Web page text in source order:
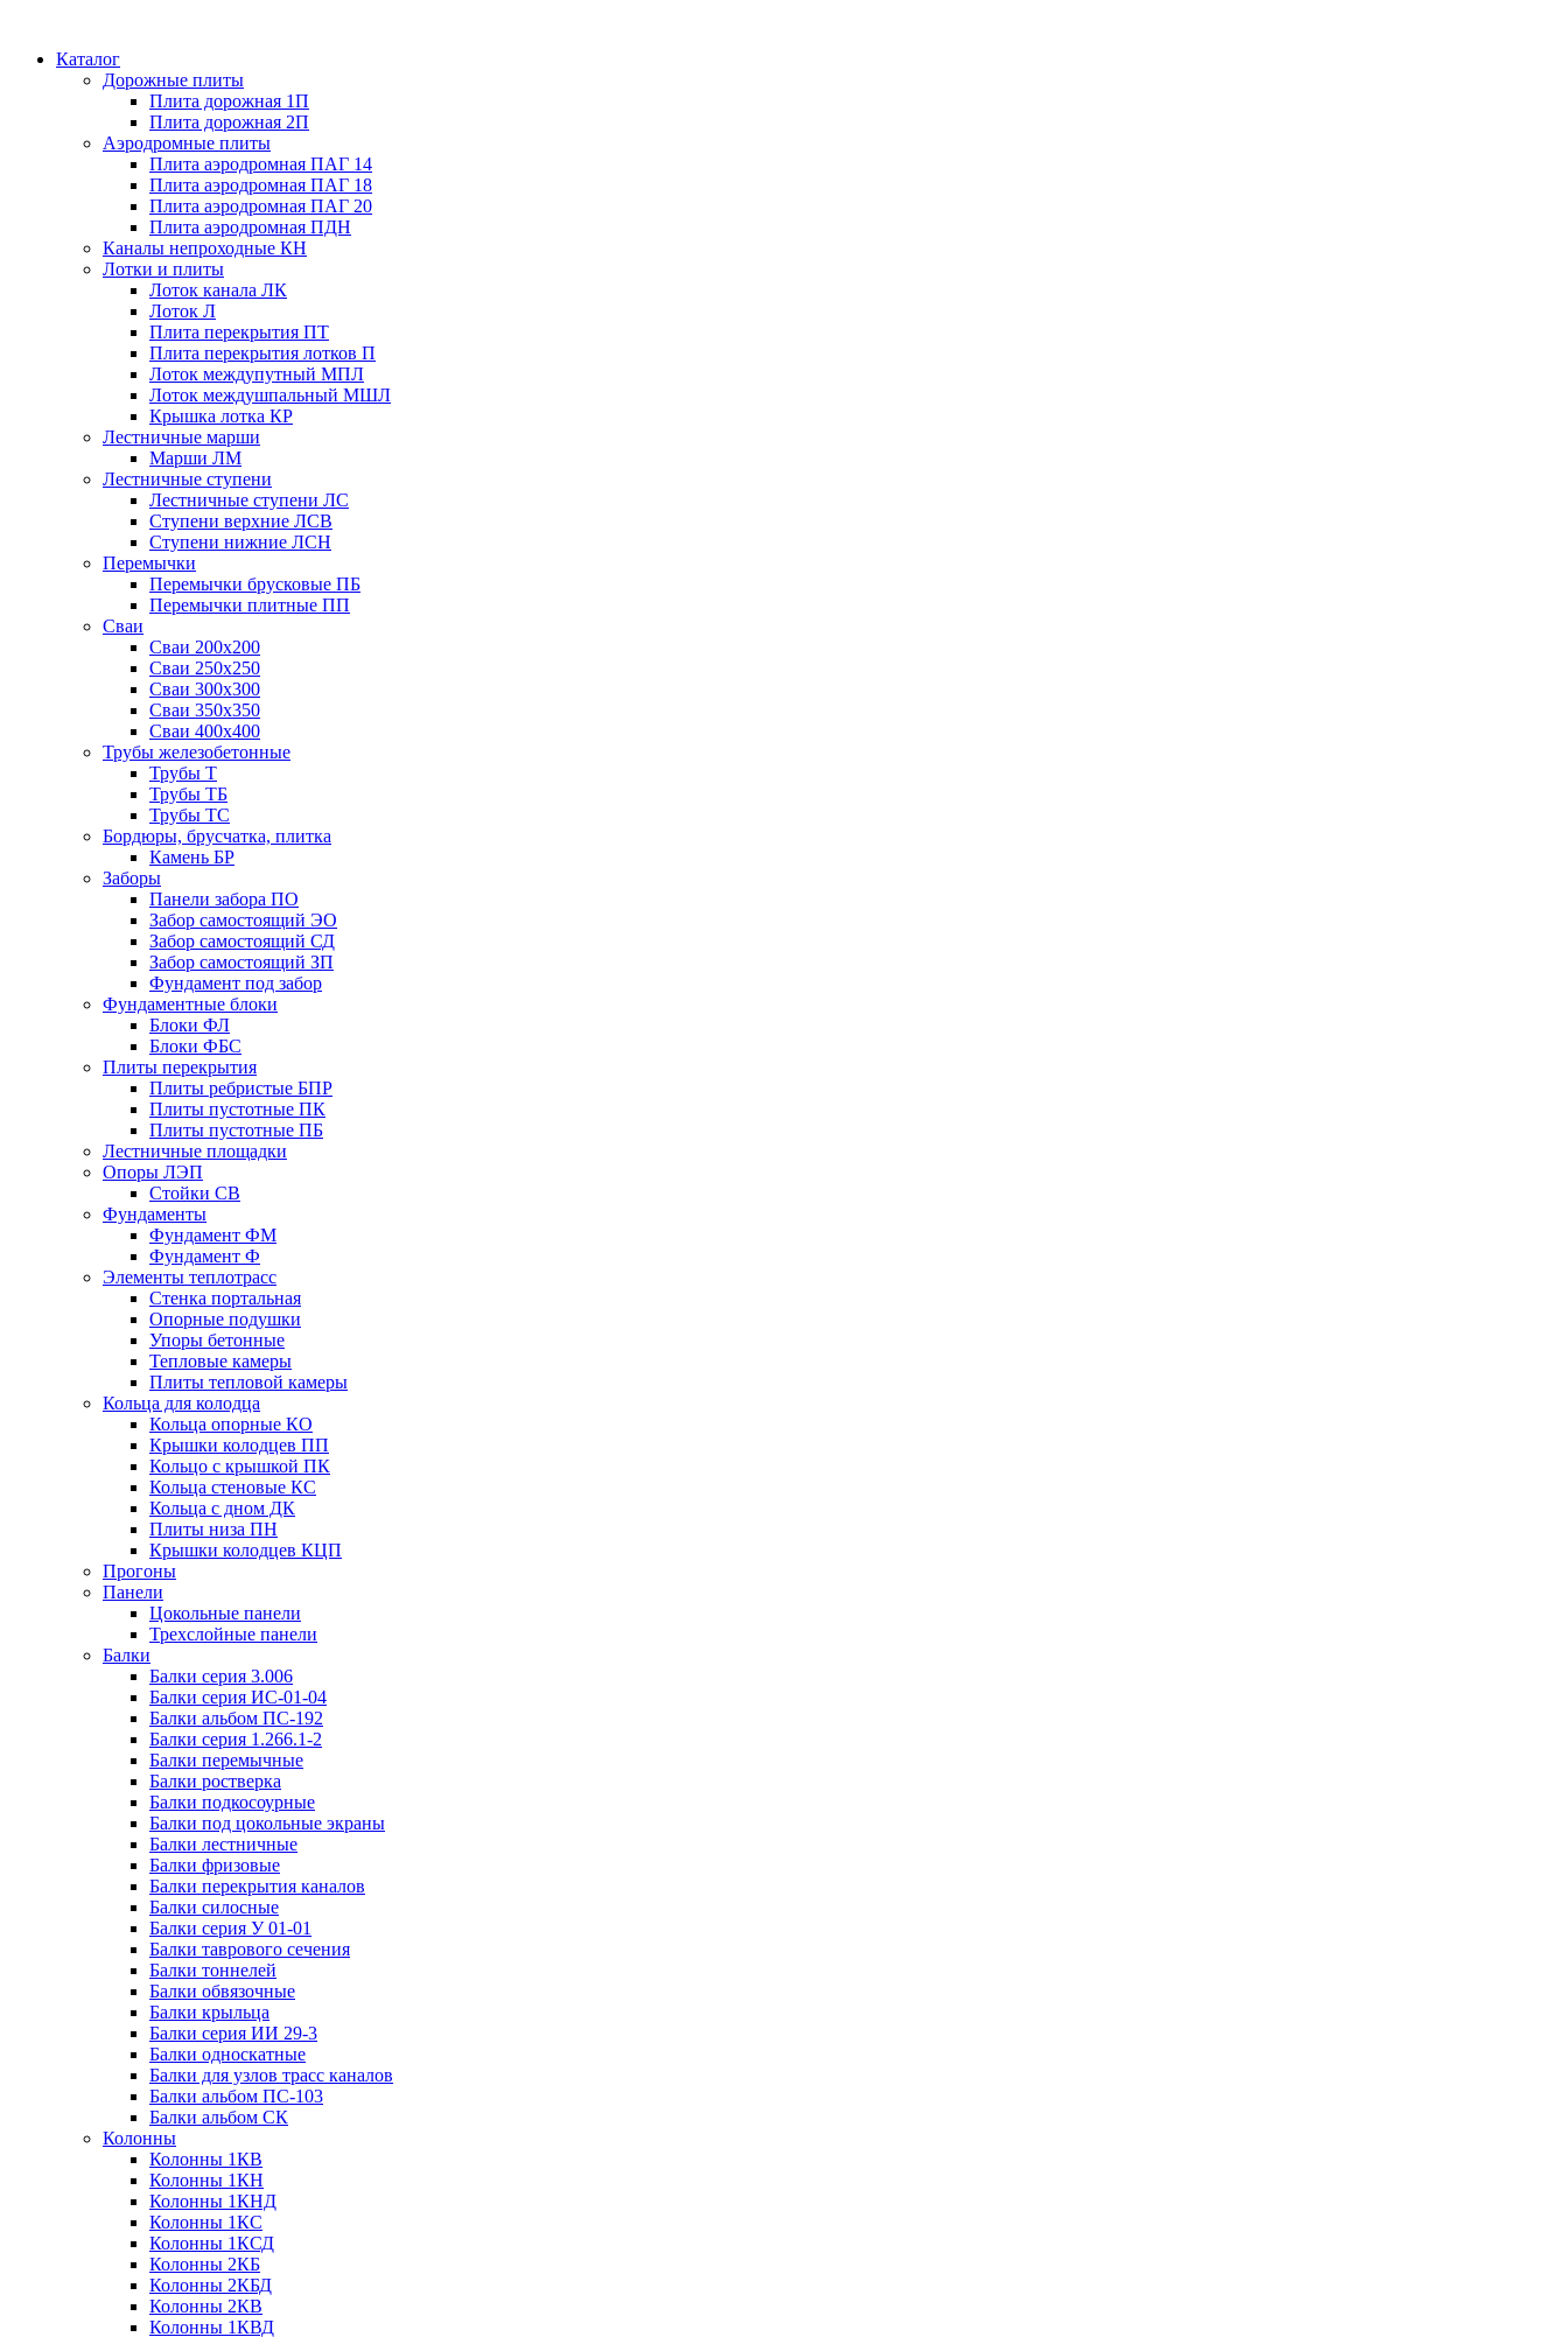
Каталог
Дорожные плиты
Плита дорожная 1П
Плита дорожная 2П
Аэродромные плиты
Плита аэродромная ПАГ 14
Плита аэродромная ПАГ 18
Плита аэродромная ПАГ 20
Плита аэродромная ПДН
Каналы непроходные КН
Лотки и плиты
Лоток канала ЛК
Лоток Л
Плита перекрытия ПТ
Плита перекрытия лотков П
Лоток междупутный МПЛ
Лоток междушпальный МШЛ
Крышка лотка КР
Лестничные марши
Марши ЛМ
Лестничные ступени
Лестничные ступени ЛС
Ступени верхние ЛСВ
Ступени нижние ЛСН
Перемычки
Перемычки брусковые ПБ
Перемычки плитные ПП
Сваи
Сваи 200х200
Сваи 250х250
Сваи 300х300
Сваи 350х350
Сваи 400х400
Трубы железобетонные
Трубы Т
Трубы ТБ
Трубы ТС
Бордюры, брусчатка, плитка
Камень БР
Заборы
Панели забора ПО
Забор самостоящий ЭО
Забор самостоящий СД
Забор самостоящий ЗП
Фyндамент под забор
Фундаментные блоки
Блоки ФЛ
Блоки ФБС
Плиты перекрытия
Плиты ребристые БПР
Плиты пустотные ПК
Плиты пустотные ПБ
Лестничные площадки
Опоры ЛЭП
Стойки СВ
Фундаменты
Фyндамент ФМ
Фyндамент Ф
Элементы теплотрасс
Стенка портальная
Опорные подушки
Упоры бетонные
Тепловые камеры
Плиты тепловой камеры
Кольца для колодца
Кольца опорные КО
Крышки колодцев ПП
Кольцо с крышкой ПК
Кольца стеновые КС
Кольца с дном ДК
Плиты низа ПН
Крышки колодцев КЦП
Прогоны
Панели
Цокольные панели
Трехслойные панели
Балки
Балки серия 3.006
Балки серия ИС-01-04
Балки альбом ПС-192
Балки серия 1.266.1-2
Балки перемычные
Балки ростверка
Балки подкосоурные
Балки под цокольные экраны
Балки лестничные
Балки фризовые
Балки перекрытия каналов
Балки силосные
Балки серия У 01-01
Балки таврового сечения
Балки тоннелей
Балки обвязочные
Балки крыльца
Балки серия ИИ 29-3
Балки односкатные
Балки для узлов трасс каналов
Балки альбом ПС-103
Балки альбом СК
Колонны
Колонны 1КВ
Колонны 1КН
Колонны 1КНД
Колонны 1КС
Колонны 1КСД
Колонны 2КБ
Колонны 2КБД
Колонны 2КВ
Колонны 1КВД